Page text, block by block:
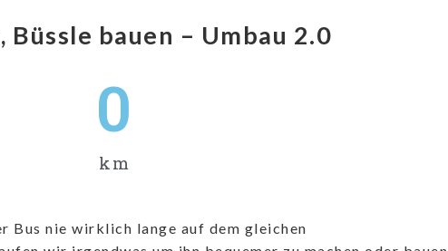
bauen – Umbau 2.0
0
km
Bus nie wirklich lange auf dem gleichen